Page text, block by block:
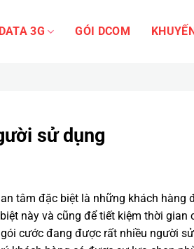
3G GÓI DCOM
sử dụng
tâm đặc biệt là những khách hàng
này và cũng để tiết kiệm thời gian
cước đang được rất nhiều người sử